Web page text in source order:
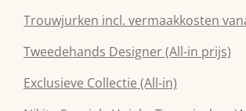
Trouwjurken incl. vermaakkosten
Tweedehands Designer (All-in prijs)
Exclusieve Collectie (All-in)